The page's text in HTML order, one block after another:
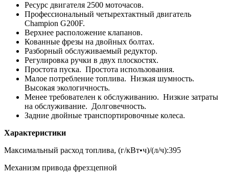
Ресурс двигателя 2500 моточасов.
Профессиональный четырехтактный двигатель
Champion G200F.
Верхнее расположение клапанов.
Кованные фрезы на двойных болтах.
Разборный обслуживаемый редуктор.
Регулировка ручки в двух плоскостях.
Простота пуска. Простота использования.
Малое потребление топлива. Низкая шумность.
Высокая экологичность.
Менее требователен к обслуживанию. Низкие затраты
на обслуживание. Долговечность.
Задние двойные транспортировочные колеса.
Характеристики
Максимальный расход топлива, (г/кВт•ч)/(л/ч):395
Механизм привода фрез:цепной